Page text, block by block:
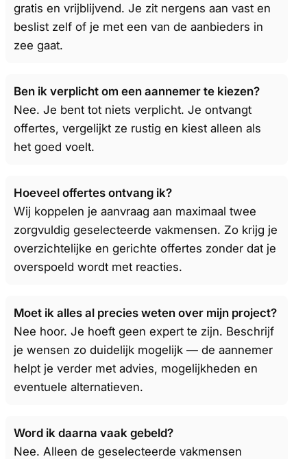
gratis en vrijblijvend. Je zit nergens aan vast en
beslist zelf of je met een van de aanbieders in
zee gaat.
Ben ik verplicht om een aannemer te kiezen?
Nee. Je bent tot niets verplicht. Je ontvangt
offertes, vergelijkt ze rustig en kiest alleen als
het goed voelt.
Hoeveel offertes ontvang ik?
Wij koppelen je aanvraag aan maximaal twee
zorgvuldig geselecteerde vakmensen. Zo krijg je
overzichtelijke en gerichte offertes zonder dat je
overspoeld wordt met reacties.
Moet ik alles al precies weten over mijn project?
Nee hoor. Je hoeft geen expert te zijn. Beschrijf
je wensen zo duidelijk mogelijk — de aannemer
helpt je verder met advies, mogelijkheden en
eventuele alternatieven.
Word ik daarna vaak gebeld?
Nee. Alleen de geselecteerde vakmensen